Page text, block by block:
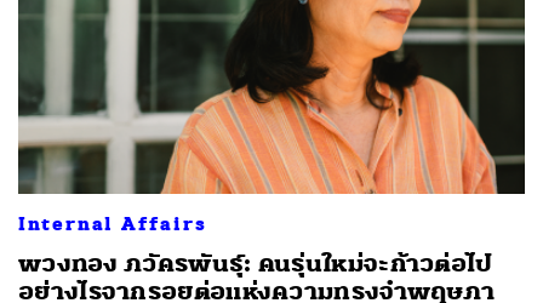
Internal Affairs
พวงทอง ภวัครพันธุ์: คนรุ่นใหม่จะก้าวต่อไป
อย่างไรจากรอยต่อแห่งความทรงจำพฤษภา